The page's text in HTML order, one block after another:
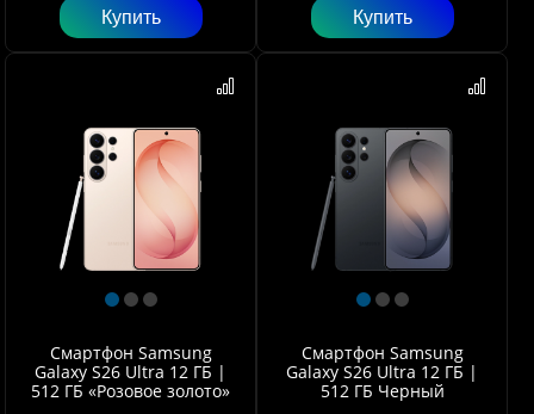
Купить Купить
Смартфон Samsung
Galaxy S26 Ultra 12 ГБ |
512 ГБ «Розовое золото»
Смартфон Samsung
Galaxy S26 Ultra 12 ГБ |
512 ГБ Черный